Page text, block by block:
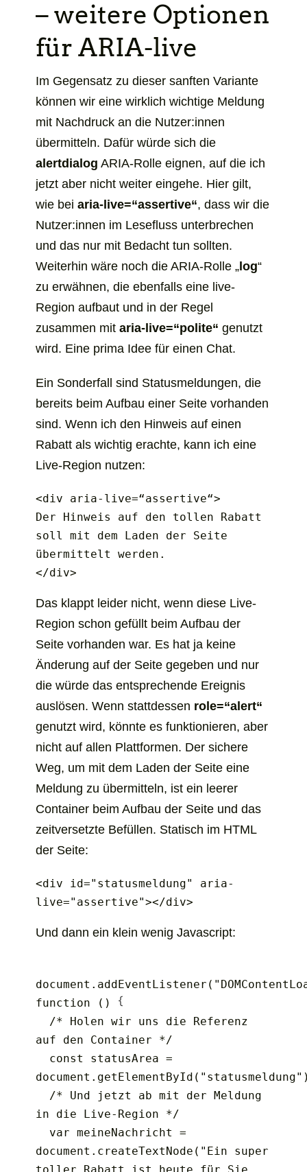
– weitere Optionen
für ARIA-live
Im Gegensatz zu dieser sanften Variante
können wir eine wirklich wichtige Meldung
mit Nachdruck an die Nutzer:innen
übermitteln. Dafür würde sich die
alertdialog ARIA-Rolle eignen, auf die ich
jetzt aber nicht weiter eingehe. Hier gilt,
wie bei aria-live=“assertive“, dass wir die
Nutzer:innen im Lesefluss unterbrechen
und das nur mit Bedacht tun sollten.
Weiterhin wäre noch die ARIA-Rolle „log“
zu erwähnen, die ebenfalls eine live-
Region aufbaut und in der Regel
zusammen mit aria-live=“polite“ genutzt
wird. Eine prima Idee für einen Chat.
Ein Sonderfall sind Statusmeldungen, die
bereits beim Aufbau einer Seite vorhanden
sind. Wenn ich den Hinweis auf einen
Rabatt als wichtig erachte, kann ich eine
Live-Region nutzen:
<div aria-live=“assertive“>
Der Hinweis auf den tollen Rabatt
soll mit dem Laden der Seite
übermittelt werden.
</div>
Das klappt leider nicht, wenn diese Live-
Region schon gefüllt beim Aufbau der
Seite vorhanden war. Es hat ja keine
Änderung auf der Seite gegeben und nur
die würde das entsprechende Ereignis
auslösen. Wenn stattdessen role=“alert“
genutzt wird, könnte es funktionieren, aber
nicht auf allen Plattformen. Der sichere
Weg, um mit dem Laden der Seite eine
Meldung zu übermitteln, ist ein leerer
Container beim Aufbau der Seite und das
zeitversetzte Befüllen. Statisch im HTML
der Seite:
<div id="statusmeldung" aria-
live="assertive"></div>
Und dann ein klein wenig Javascript:
function ()
auf den Container */
in die Live-Region */
document.createTextNode("Ein super